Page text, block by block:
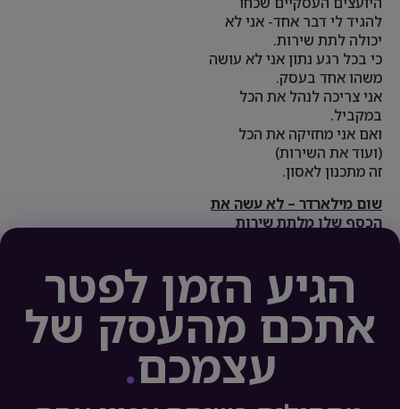
להגיד לי דבר אחד- אני לא
יכולה לתת שירות.
כי בכל רגע נתון אני לא עושה
משהו אחד בעסק.
אני צריכה לנהל את הכל
במקביל.
ואם אני מחזיקה את הכל
(ועוד את השירות)
זה מתכנון לאסון.
שום מילארדר – לא עשה את
הכסף שלו מלתת שירות
הגיע הזמן לפטר
אתכם מהעסק של
עצמכם.